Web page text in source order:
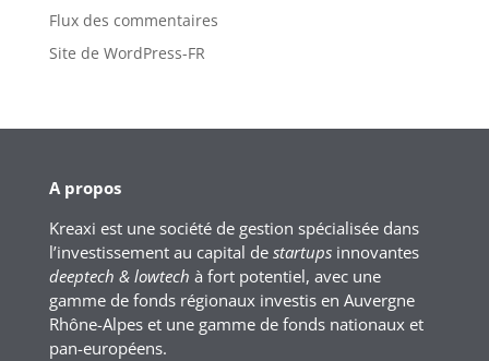
Flux des commentaires
Site de WordPress-FR
A propos
Kreaxi est une société de gestion spécialisée dans
l’investissement au capital de startupsinnovantes
deeptech & lowtech à fort potentiel, avec une
gamme de fonds régionaux investis en Auvergne
Rhône-Alpes et une gamme de fonds nationaux et
pan-européens.